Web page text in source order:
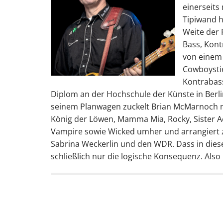
einerseits
Tipiwand
Weite der
Bass,
von
Diplom an der Hochschule der Künste in
seinem Planwagen zuckelt Brian
König der Löwen, Mamma Mia, Rocky, Sister
Vampire sowie Wicked umher und arrangiert
Sabrina Weckerlin und den WDR. Dass in
schließlich nur die logische Konsequenz.